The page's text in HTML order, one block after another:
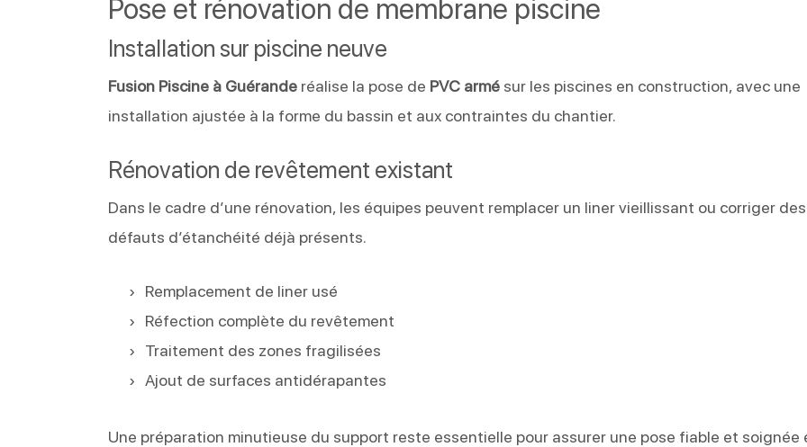
Pose et rénovation de membrane piscine
Installation sur piscine neuve
Fusion Piscine à Guérande réalise la pose de PVC armé sur les piscines en construction, avec une
installation ajustée à la forme du bassin et aux contraintes du chantier.
Rénovation de revêtement existant
Dans le cadre d’une rénovation, les équipes peuvent remplacer un liner vieillissant ou corriger des
défauts d’étanchéité déjà présents.
Remplacement de liner usé
Réfection complète du revêtement
Traitement des zones fragilisées
Ajout de surfaces antidérapantes
Une préparation minutieuse du support reste essentielle pour assurer une pose fiable et soignée